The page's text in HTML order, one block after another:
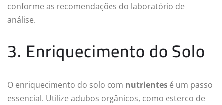
conforme as recomendações do laboratório de
análise.
3. Enriquecimento do Solo
O enriquecimento do solo com nutrientes é um passo
essencial. Utilize adubos orgânicos, como esterco de